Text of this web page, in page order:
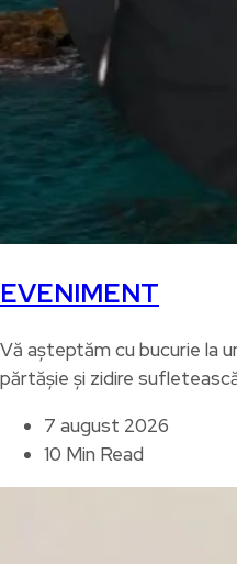
EVENIMENT
Vă așteptăm cu bucurie la
părtășie și zidire
7 august 2026
10 Min Read